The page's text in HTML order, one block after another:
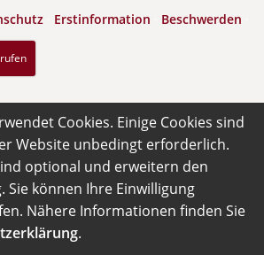
Erstinformation Beschwerden
Cookies. Einige Cookies sind
Website unbedingt erforderlich.
optional und erweitern den
Sie können Ihre Einwilligung
Nähere Informationen finden Sie
.